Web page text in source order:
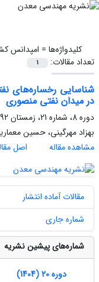
کلیدواژه‌ها = امپدانس
تعداد مقالات:
1
شناسایی رخساره‌های
در میدان نفتی منصوری
دوره 8، شماره 21، زمستان 1392، صفحه
بهزاد مهرگینی، حسین
مشاهده مقاله
اصل
مقالات آماده انتشار
شماره جاری
شماره‌های پیشین نشریه
دوره 20 (1404)